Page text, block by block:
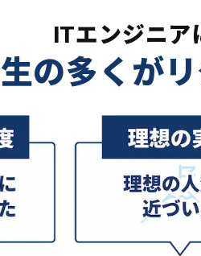
ITエンジニア
の多くが